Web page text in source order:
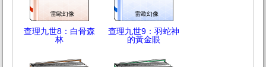
雷歐幻像
查理九世8：白骨森
林
雷歐幻像
查理九世9：羽蛇神
的黃金眼